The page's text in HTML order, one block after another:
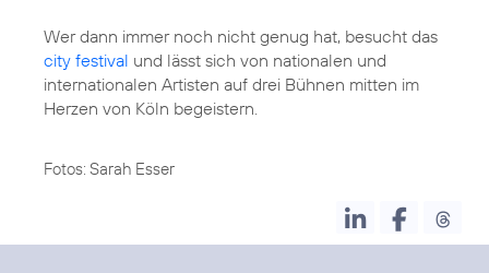
Wer dann immer noch nicht genug hat, besucht das
city festival und lässt sich von nationalen und
internationalen Artisten auf drei Bühnen mitten im
Herzen von Köln begeistern.
Fotos: Sarah Esser